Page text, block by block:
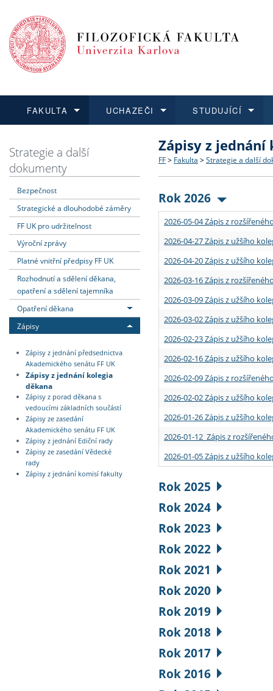
FAKULTA
Dozvědět se více
Struktura a historie
Strategie a další
Podpora a benefity pro
Absolventi fakulty
UCHAZEČI
Podat přihlášku
Co studovat a jak se
Učitelské studijní
Informace k průběhu
STUDUJÍCÍ
Dozvědět se více
Bakalářské a magisterské
Doktorské studium
Rigorózní řízení
Dozvědět se více
O vědě a výzkumu na FF
Akademické kvalifikace
Granty a projekty
Dozvědět se více
Aktuální nabídky a
Vyjíždějící studenti
Přijíždějící studenti
Vyjíždějící zaměstnanci
Strategie a další
dokumenty
Bezpečnost
Strategické a dlouhodobé záměry
FF UK pro udržitelnost
Výroční zprávy
Platné vnitřní předpisy FF UK
Rozhodnutí a sdělení děkana,
opatření a sdělení tajemníka
Opatření děkana
Zápisy
Zápisy z jednání předsednictva
Akademického senátu FF UK
Zápisy z jednání kolegia
děkana
Zápisy z porad děkana s
vedoucími základních součástí
Zápisy ze zasedání
Akademického senátu FF UK
Zápisy z jednání Ediční rady
Zápisy ze zasedání Vědecké
rady
Zápisy z jednání komisí fakulty
Zápisy z jednání
FF > Fakulta > Strategie a další
Rok 2026
2026-05-04 Zápis z
2026-04-27 Zápis z užšího
2026-04-20 Zápis z užšího
2026-03-16 Zápis z
2026-03-09 Zápis z užšího
2026-03-02 Zápis z užšího
2026-02-23 Zápis z užšího
2026-02-16 Zápis z užšího
2026-02-09 Zápis z
2026-02-02 Zápis z užšího
2026-01-26 Zápis z užšího
2026-01-12 Zápis z
2026-01-05 Zápis z užšího
Rok 2025
Rok 2024
Rok 2023
Rok 2022
Rok 2021
Rok 2020
Rok 2019
Rok 2018
Rok 2017
Rok 2016